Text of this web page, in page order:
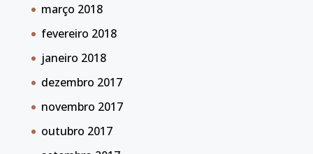
março 2018
fevereiro 2018
janeiro 2018
dezembro 2017
novembro 2017
outubro 2017